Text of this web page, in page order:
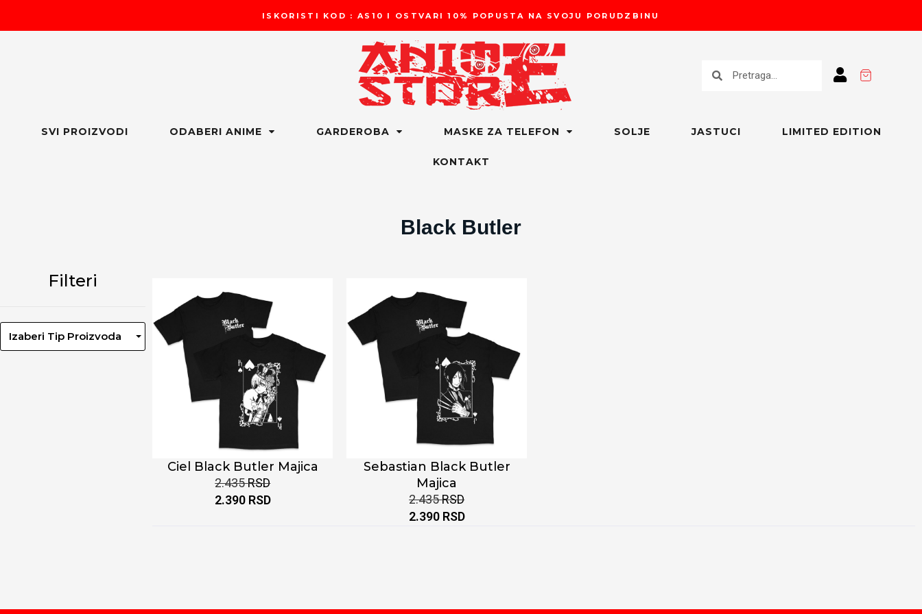
ISKORISTI KOD : AS10 I OSTVARI 10% POPUSTA NA SVOJU PORUDZBINU
SVI PROIZVODI ODABERI ANIME GARDEROBA MASKE ZA TELEFON SOLJE JASTUCI LIMITED EDITION
KONTAKT
Black Butler
Filteri
Izaberi Tip Proizvoda
Ciel Black Butler Majica
2.435RSD
2.390 RSD
Sebastian Black Butler
Majica
2.435RSD
2.390 RSD